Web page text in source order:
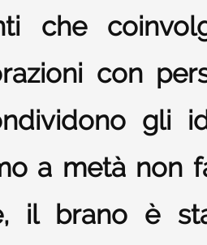
che
con
gli
a metànon
il brano è